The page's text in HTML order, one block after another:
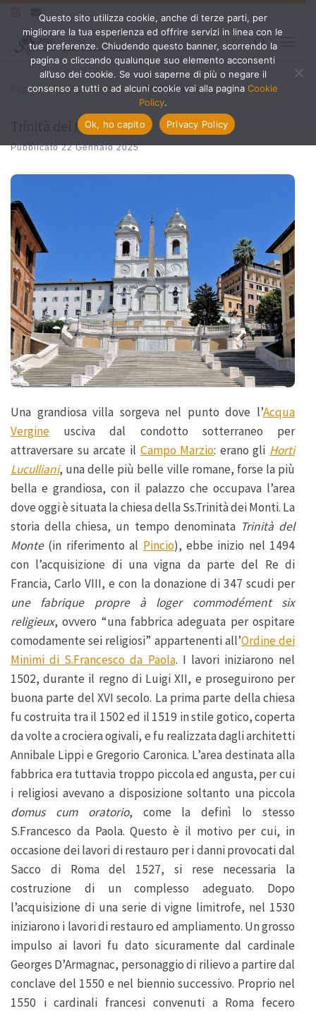
Passa al contenuto
Search
Pagina iniziale »Campo Marzio » Trinità dei Monti
Trinità dei Monti
Pubblicato22 Gennaio 2025
Una grandiosa villa sorgeva nel punto dove l’Acqua
Vergine usciva dal condotto sotterraneo per
attraversare su arcate il Campo Marzio: erano gli Horti
Luculliani, una delle più belle ville romane, forse la più
bella e grandiosa, con il palazzo che occupava l’area
dove oggi è situata la chiesa della Ss.Trinità dei Monti. La
storia della chiesa, un tempo denominata Trinità del
Monte(in riferimento al Pincio), ebbe inizio nel 1494
con l’acquisizione di una vigna da parte del Re di
Francia, Carlo VIII, e con la donazione di 347 scudi per
une fabrique propre à loger commodément six
religieux, ovvero “una fabbrica adeguata per ospitare
comodamente sei religiosi” appartenenti all’Ordine dei
Minimi di S.Francesco da Paola. I lavori iniziarono nel
1502, durante il regno di Luigi XII, e proseguirono per
buona parte del XVI secolo. La prima parte della chiesa
fu costruita tra il 1502 ed il 1519 in stile gotico, coperta
da volte a crociera ogivali, e fu realizzata dagli architetti
Annibale Lippi e Gregorio Caronica. L’area destinata alla
fabbrica era tuttavia troppo piccola ed angusta, per cui
i religiosi avevano a disposizione soltanto una piccola
domus cum oratorio, come la definì lo stesso
S.Francesco da Paola. Questo è il motivo per cui, in
occasione dei lavori di restauro per i danni provocati dal
Sacco di Roma del 1527, si rese necessaria la
costruzione di un complesso adeguato. Dopo
l’acquisizione di una serie di vigne limitrofe, nel 1530
iniziarono i lavori di restauro ed ampliamento. Un grosso
impulso ai lavori fu dato sicuramente dal cardinale
Georges D’Armagnac, personaggio di rilievo a partire dal
conclave del 1550 e nel biennio successivo. Proprio nel
1550 i cardinali francesi convenuti a Roma fecero
Questo sito utilizza cookie, anche di terze parti, per
migliorare la tua esperienza ed offrire servizi in linea con le
tue preferenze. Chiudendo questo banner, scorrendo la
pagina o cliccando qualunque suo elemento acconsenti
all’uso dei cookie. Se vuoi saperne di più o negare il
consenso a tutti o ad alcuni cookie vai alla pagina Cookie
Policy.
Ok, ho capito
Privacy Policy